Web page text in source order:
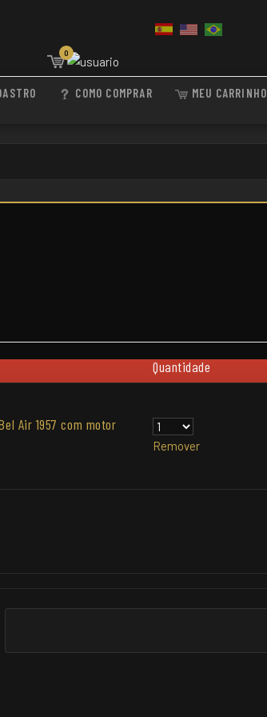
0
COMO COMPRAR MEU CARRINHO
Quantidade
Air 1957 com motor
Remover